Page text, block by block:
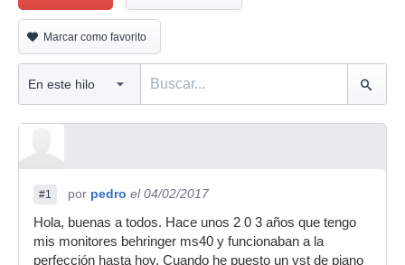
Marcar como favorito
#1 por pedro el 04/02/2017
Hola, buenas a todos. Hace unos 2 0 3 años que tengo
mis monitores behringer ms40 y funcionaban a la
perfección hasta hoy. Cuando he puesto un vst de piano